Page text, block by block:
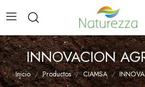
INNOVACION
Inicio Productos CIAMSA